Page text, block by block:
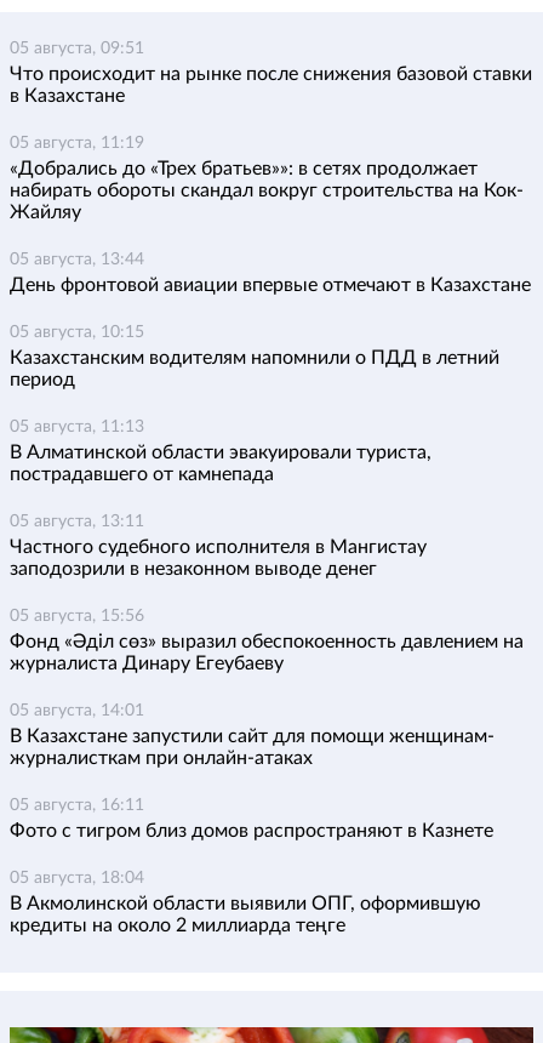
05 августа, 09:51
Что происходит на рынке после снижения базовой ставки
в Казахстане
05 августа, 11:19
«Добрались до «Трех братьев»»: в сетях продолжает
набирать обороты скандал вокруг строительства на Кок-
Жайляу
05 августа, 13:44
День фронтовой авиации впервые отмечают в Казахстане
05 августа, 10:15
Казахстанским водителям напомнили о ПДД в летний
период
05 августа, 11:13
В Алматинской области эвакуировали туриста,
пострадавшего от камнепада
05 августа, 13:11
Частного судебного исполнителя в Мангистау
заподозрили в незаконном выводе денег
05 августа, 15:56
Фонд «Әділ сөз» выразил обеспокоенность давлением на
журналиста Динару Егеубаеву
05 августа, 14:01
В Казахстане запустили сайт для помощи женщинам-
журналисткам при онлайн-атаках
05 августа, 16:11
Фото с тигром близ домов распространяют в Казнете
05 августа, 18:04
В Акмолинской области выявили ОПГ, оформившую
кредиты на около 2 миллиарда теңге